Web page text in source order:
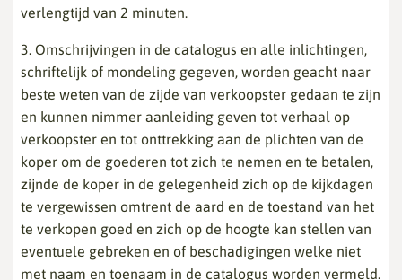
verlengtijd van 2 minuten.
3. Omschrijvingen in de catalogus en alle inlichtingen,
schriftelijk of mondeling gegeven, worden geacht naar
beste weten van de zijde van verkoopster gedaan te zijn
en kunnen nimmer aanleiding geven tot verhaal op
verkoopster en tot onttrekking aan de plichten van de
koper om de goederen tot zich te nemen en te betalen,
zijnde de koper in de gelegenheid zich op de kijkdagen
te vergewissen omtrent de aard en de toestand van het
te verkopen goed en zich op de hoogte kan stellen van
eventuele gebreken en of beschadigingen welke niet
met naam en toenaam in de catalogus worden vermeld.